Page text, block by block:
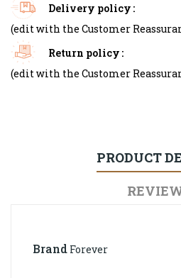
Delivery policy
(edit with the Customer
Return policy
(edit with the Customer
PRODUCT
Brand Forever